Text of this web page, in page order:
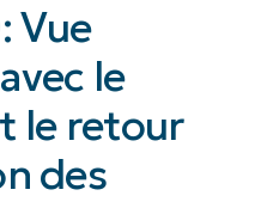
Vue
le
le retour
des